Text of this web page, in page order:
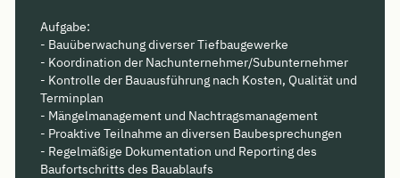
Aufgabe:
- Bauüberwachung diverser Tiefbaugewerke
- Koordination der Nachunternehmer/Subunternehmer
- Kontrolle der Bauausführung nach Kosten, Qualität und
Terminplan
- Mängelmanagement und Nachtragsmanagement
- Proaktive Teilnahme an diversen Baubesprechungen
- Regelmäßige Dokumentation und Reporting des
Baufortschritts des Bauablaufs